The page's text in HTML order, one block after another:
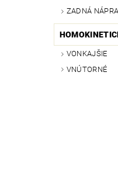
ZADNÁ
VONKAJŠIE
VNÚTORNÉ